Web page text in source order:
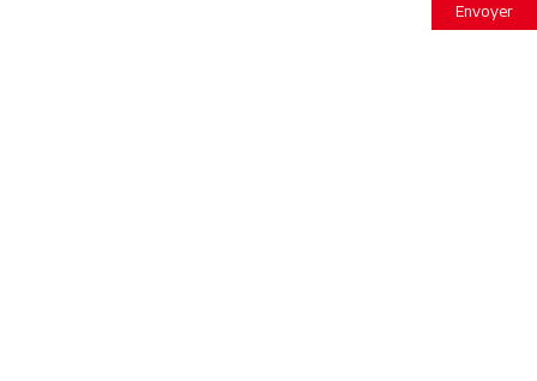
Envoyer